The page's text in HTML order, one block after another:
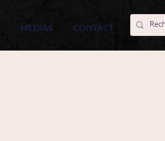
MEDIAS CONTACT